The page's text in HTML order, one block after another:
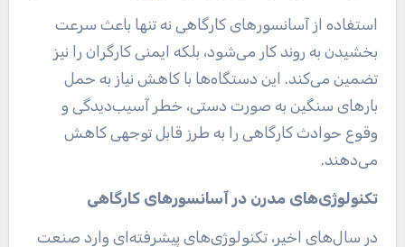
استفاده از آسانسورهای کارگاهی نه تنها باعث سرعت
بخشیدن به روند کار می‌شود، بلکه ایمنی کارگران را نیز
تضمین می‌کند. این دستگاه‌ها با کاهش نیاز به حمل
بارهای سنگین به صورت دستی، خطر آسیب‌دیدگی و
وقوع حوادث کارگاهی را به طرز قابل توجهی کاهش
می‌دهند.
تکنولوژی‌های مدرن در آسانسورهای کارگاهی
در سال‌های اخیر، تکنولوژی‌های پیشرفته‌ای وارد صنعت